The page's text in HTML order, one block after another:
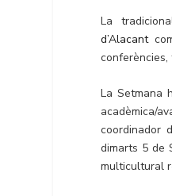
La
d’Alacant
La Setmana
acadèmica/
coordinador
dimarts 5 de
multicultural